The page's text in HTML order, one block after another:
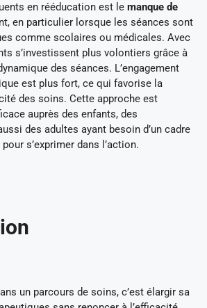
en rééducation est le manque de
en particulier lorsque les séances sont
comme scolaires ou médicales. Avec
s’investissent plus volontiers grâce à
des séances. L’engagement
est plus fort, ce qui favorise la
des soins. Cette approche est
auprès des enfants, des
des adultes ayant besoin d’un cadre
s’exprimer dans l’action.
un parcours de soins, c’est élargir sa